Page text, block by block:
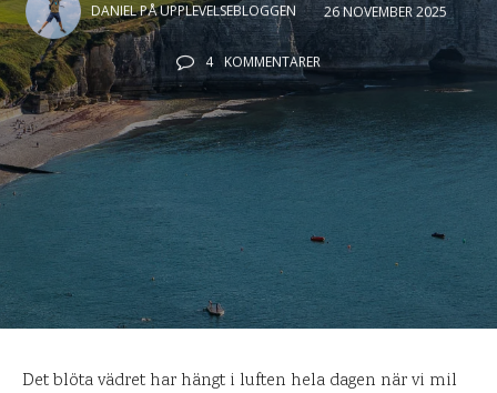
DANIEL PÅ UPPLEVELSEBLOGGEN 26 NOVEMBER 2025
4 KOMMENTARER
Det blöta vädret har hängt i luften hela dagen när vi mil